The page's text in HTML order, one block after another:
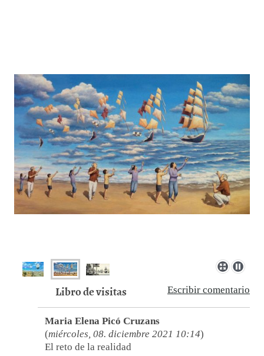
Escribir comentario
Libro de visitas
Maria Elena Picó Cruzans
(miércoles, 08. diciembre 2021 10:14)
El reto de la realidad